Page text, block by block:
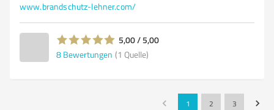
www.brandschutz-lehner.com/
5,00 / 5,00
8 Bewertungen (1 Quelle)
1 2 3